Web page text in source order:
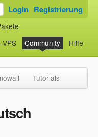
VPS Community Hilfe
Login Registrierung
Tutorials